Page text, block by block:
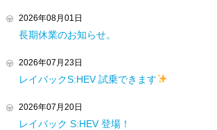
2026年08月01日
長期休業のお知らせ。
2026年07月23日
レイバックS:HEV 試乗できます
2026年07月20日
レイバック S:HEV 登場！